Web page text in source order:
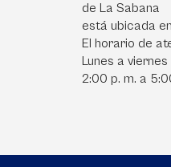
de La Sabana
está ubicada
El horario de
Lunes a
2:00 p. m. a